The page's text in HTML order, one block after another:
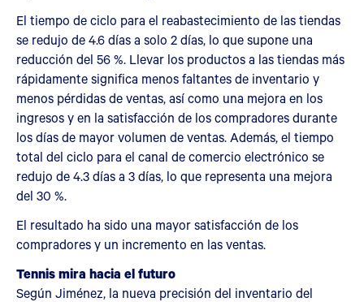
El tiempo de ciclo para el reabastecimiento de las tiendas
se redujo de 4.6 días a solo 2 días, lo que supone una
reducción del 56 %. Llevar los productos a las tiendas más
rápidamente significa menos faltantes de inventario y
menos pérdidas de ventas, así como una mejora en los
ingresos y en la satisfacción de los compradores durante
los días de mayor volumen de ventas. Además, el tiempo
total del ciclo para el canal de comercio electrónico se
redujo de 4.3 días a 3 días, lo que representa una mejora
del 30 %.
El resultado ha sido una mayor satisfacción de los
compradores y un incremento en las ventas.
Tennis mira hacia el futuro
Según Jiménez, la nueva precisión del inventario del